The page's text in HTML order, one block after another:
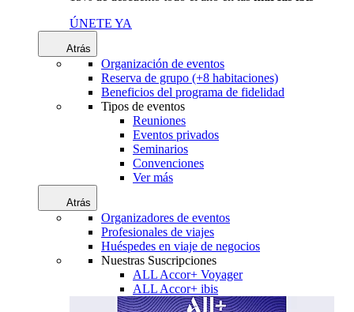
ÚNETE YA
Atrás
Organización de eventos
Reserva de grupo (+8 habitaciones)
Beneficios del programa de fidelidad
Tipos de eventos
Reuniones
Eventos privados
Seminarios
Convenciones
Ver más
Atrás
Organizadores de eventos
Profesionales de viajes
Huéspedes en viaje de negocios
Nuestras Suscripciones
ALL Accor+ Voyager
ALL Accor+ ibis